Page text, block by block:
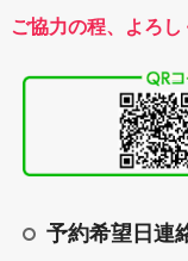
ご協力の程、よろし
予約希望日連